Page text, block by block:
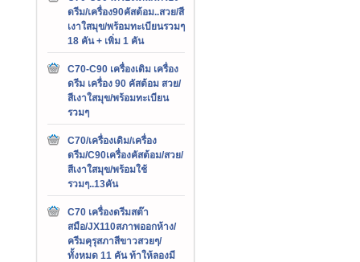
ดรีม/เครื่อง90คัสต้อม..สวย/สี
เงาใสมุข/พร้อมทะเบียนรวมๆ
18 คัน + เพิ่ม 1 คัน
C70-C90 เครื่องเดิม เครื่อง
ดรีม เครื่อง 90 คัสต้อม สวย/
สีเงาใสมุข/พร้อมทะเบียน
รวมๆ
C70/เครื่องเดิม/เครื่อง
ดรีม/C90เครื่องคัสต้อม/สวย/
สีเงาใสมุข/พร้อมใช้
รวมๆ..13คัน
C70 เครื่องดรีมสต๊า
สมือ/JX110สภาพออกห้าง/
ครีมคุรุสภาสีขาวสวยๆ/
ทั้งหมด 11 คัน ท้าให้ลองมี